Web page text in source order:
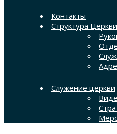
Контакты
Структура Церкви
Служение церкви